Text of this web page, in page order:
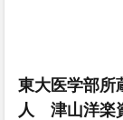
東大医学部所
人 津山洋楽